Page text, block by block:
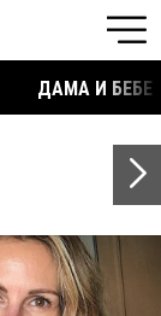
ДАМА И БЕБЕ